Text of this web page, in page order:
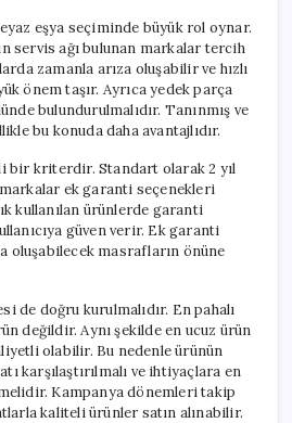
eşya seçiminde büyük rol oynar.
servis ağı bulunan markalar tercih
zamanla arıza oluşabilir ve hızlı
önem taşır. Ayrıca yedek parça
bulundurulmalıdır. Tanınmış ve
bu konuda daha avantajlıdır.
bir kriterdir. Standart olarak 2 yıl
ek garanti seçenekleri
kullanılan ürünlerde garanti
güven verir. Ek garanti
oluşabilecek masrafların önüne
de doğru kurulmalıdır. En pahalı
değildir. Aynı şekilde en ucuz ürün
olabilir. Bu nedenle ürünün
karşılaştırılmalı ve ihtiyaçlara en
Kampanya dönemleri takip
kaliteli ürünler satın alınabilir.